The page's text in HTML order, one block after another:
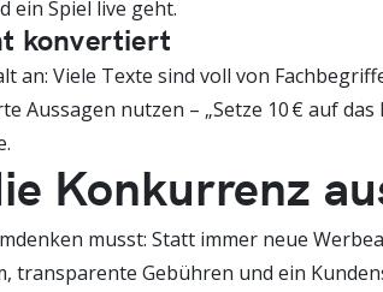
ein Spiel live geht.
konvertiert
an: Viele Texte sind voll von
Aussagen nutzen – „Setze 10 € auf
Konkurrenz
musst: Statt immer neue
transparente Gebühren und ein